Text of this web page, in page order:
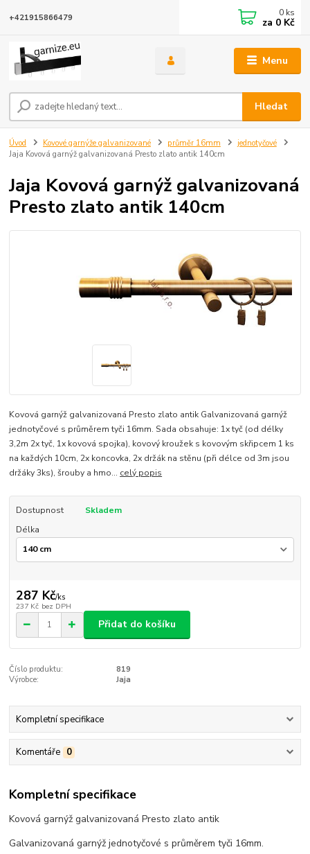
Menu
Hledat
+421915866479 0 ks
za 0 Kč
Úvod Kovové garnýže galvanizované průměr 16mm
jednotyčové
Jaja Kovová garnýž galvanizovaná Presto zlato antik 140cm
Jaja Kovová garnýž galvanizovaná
Presto zlato antik 140cm
Kovová garnýž galvanizovaná Presto zlato antik Galvanizovaná garnýž
jednotyčové s průměrem tyči 16mm. Sada obsahuje: 1x tyč (od délky
3,2m 2x tyč, 1x kovová spojka), kovový kroužek s kovovým skřipcem 1 ks
na každých 10cm, 2x koncovka, 2x držák na stěnu (při délce od 3m jsou
držáky 3ks), šrouby a hmo... celý popis
Dostupnost
Skladem
Délka
287 Kč/ks
237 Kč bez DPH
Přidat do košíku
Číslo produktu:
819
Výrobce:
Jaja
Kompletní specifikace
Komentáře 0
Kompletní specifikace
Kovová garnýž galvanizovaná Presto zlato antik
Galvanizovaná garnýž jednotyčové s průměrem tyči 16mm.